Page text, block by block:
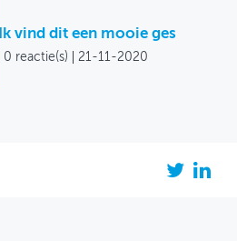
Ik vind dit een mooie ges
0 reactie(s) 21-11-2020